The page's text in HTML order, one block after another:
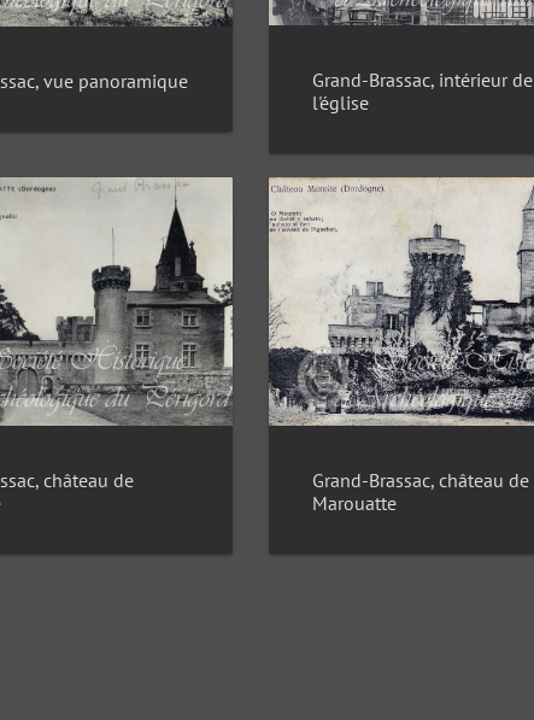
vue panoramique
Grand-Brassac, intérieur de
l'église
château de
Grand-Brassac, château de
Marouatte